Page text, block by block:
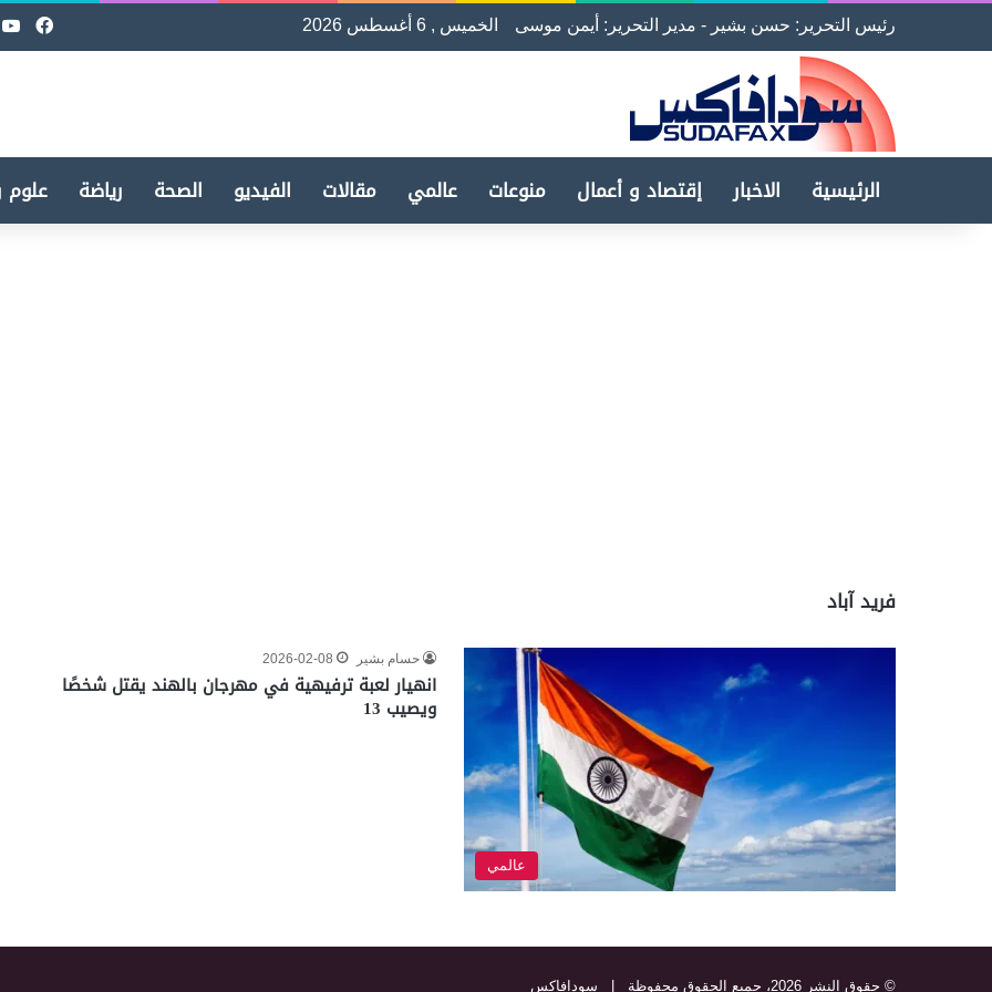
رئيس التحرير: حسن بشير - مدير التحرير: أيمن موسى الخميس , 6 أغسطس 2026
الرئيسية الاخبار إقتصاد و أعمال منوعات عالمي مقالات الفيديو الصحة رياضة علوم
فريد آباد
عالمي
حسام بشير 2026-02-08
انهيار لعبة ترفيهية في مهرجان بالهند يقتل شخصًا
ويصيب 13
© حقوق النشر 2026، جميع الحقوق محفوظة | سودافاكس